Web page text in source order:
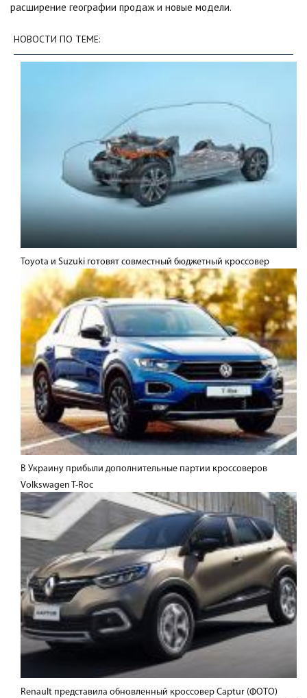
расширение географии продаж и новые модели.
НОВОСТИ ПО ТЕМЕ:
Toyota и Suzuki готовят совместный бюджетный кроссовер
В Украину прибыли дополнительные партии кроссоверов
Volkswagen T-Roc
Renault представила обновленный кроссовер Captur (ФОТО)